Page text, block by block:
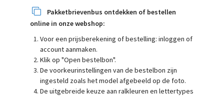
Pakketbrievenbus ontdekken of bestellen
online in onze webshop:
Voor een prijsberekening of bestelling: inloggen of
account aanmaken.
Klik op "Open bestelbon".
De voorkeurinstellingen van de bestelbon zijn
ingesteld zoals het model afgebeeld op de foto.
De uitgebreide keuze aan ralkleuren en lettertypes